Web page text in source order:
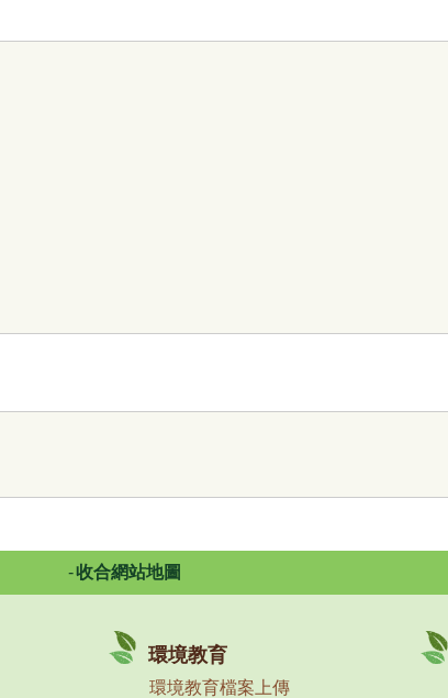
收合網站地圖
環境教育
環境教育檔案上傳